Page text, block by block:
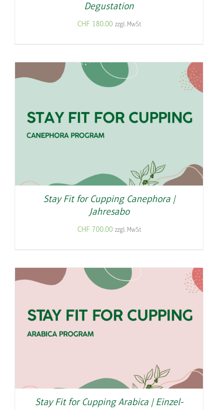
Degustation
CHF 180.00 zzgl. MwSt
Stay Fit for Cupping Canephora |
Jahresabo
CHF 700.00 zzgl. MwSt
Stay Fit for Cupping Arabica | Einzel-